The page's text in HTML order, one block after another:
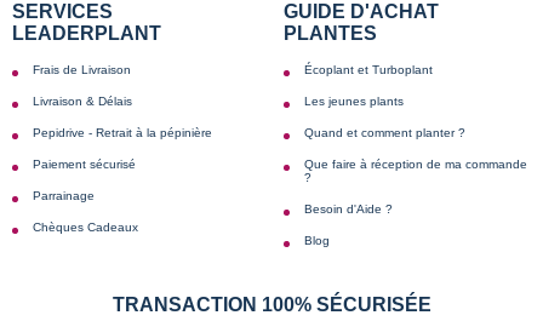
SERVICES
LEADERPLANT
Frais de Livraison
Livraison & Délais
Pepidrive - Retrait à la pépinière
Paiement sécurisé
Parrainage
Chèques Cadeaux
GUIDE D'ACHAT
PLANTES
Écoplant et Turboplant
Les jeunes plants
Quand et comment planter ?
Que faire à réception de ma commande
?
Besoin d'Aide ?
Blog
TRANSACTION 100% SÉCURISÉE